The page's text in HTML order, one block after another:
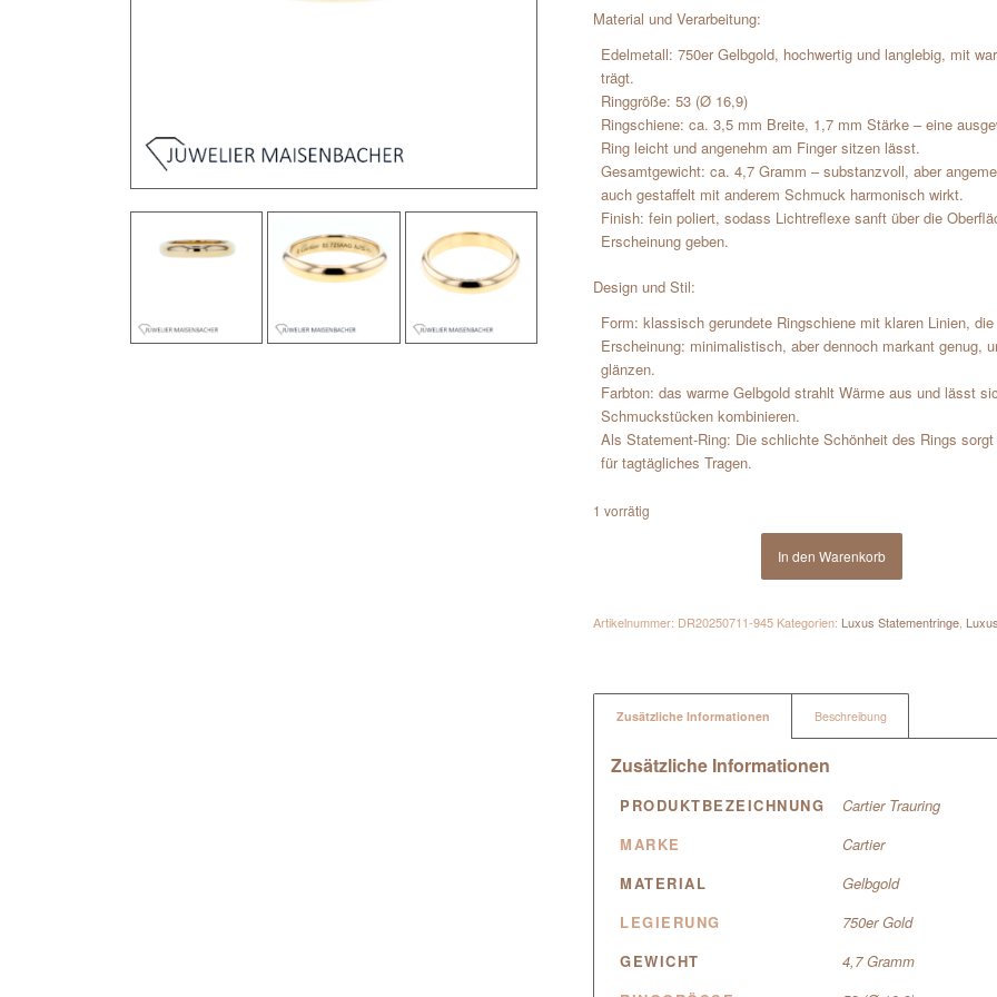
Material und Verarbeitung:
Edelmetall: 750er Gelbgold, hochwertig und langlebig, mit
trägt.
Ringgröße: 53 (Ø 16,9)
Ringschiene: ca. 3,5 mm Breite, 1,7 mm Stärke – eine
Ring leicht und angenehm am Finger sitzen lässt.
Gesamtgewicht: ca. 4,7 Gramm – substanzvoll, aber
auch gestaffelt mit anderem Schmuck harmonisch wirkt.
Finish: fein poliert, sodass Lichtreflexe sanft über die
Erscheinung geben.
Design und Stil:
Form: klassisch gerundete Ringschiene mit klaren Linien,
Erscheinung: minimalistisch, aber dennoch markant genug,
glänzen.
Farbton: das warme Gelbgold strahlt Wärme aus und lässt
Schmuckstücken kombinieren.
Als Statement-Ring: Die schlichte Schönheit des Rings
für tagtägliches Tragen.
1 vorrätig
In den Warenkorb
Artikelnummer: DR20250711-945 Kategorien: Luxus Statementringe,
Zusätzliche Informationen Beschreibung
Zusätzliche Informationen
PRODUKTBEZEICHNUNG
Cartier Trauring
MARKE
Cartier
MATERIAL
Gelbgold
LEGIERUNG
750er Gold
GEWICHT
4,7 Gramm